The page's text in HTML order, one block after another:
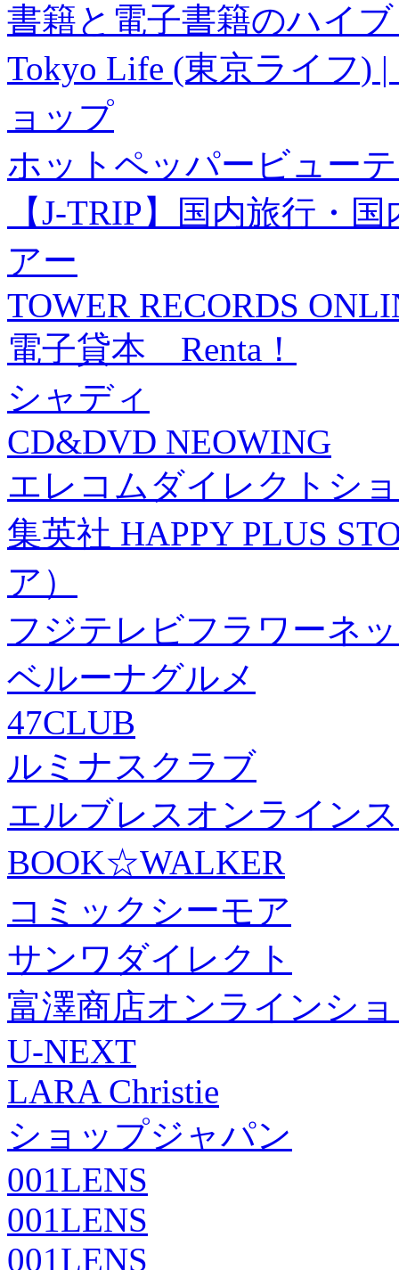
書籍と電子書籍のハイ
Tokyo Life (東京ライフ)
ョップ
ホットペッパービュー
【J-TRIP】国内旅行・
アー
TOWER RECORDS
電子貸本 Renta！
シャディ
CD&DVD NEOWING
エレコムダイレクトシ
集英社 HAPPY PLUS
ア）
フジテレビフラワーネ
ベルーナグルメ
47CLUB
ルミナスクラブ
エルブレスオンライン
BOOK☆WALKER
コミックシーモア
サンワダイレクト
富澤商店オンラインシ
U-NEXT
LARA Christie
ショップジャパン
001LENS
001LENS
001LENS